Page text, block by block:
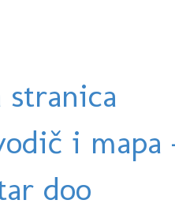
stranica
i
doo